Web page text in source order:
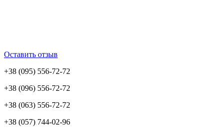
Оставить отзыв
+38 (095) 556-72-72
+38 (096) 556-72-72
+38 (063) 556-72-72
+38 (057) 744-02-96